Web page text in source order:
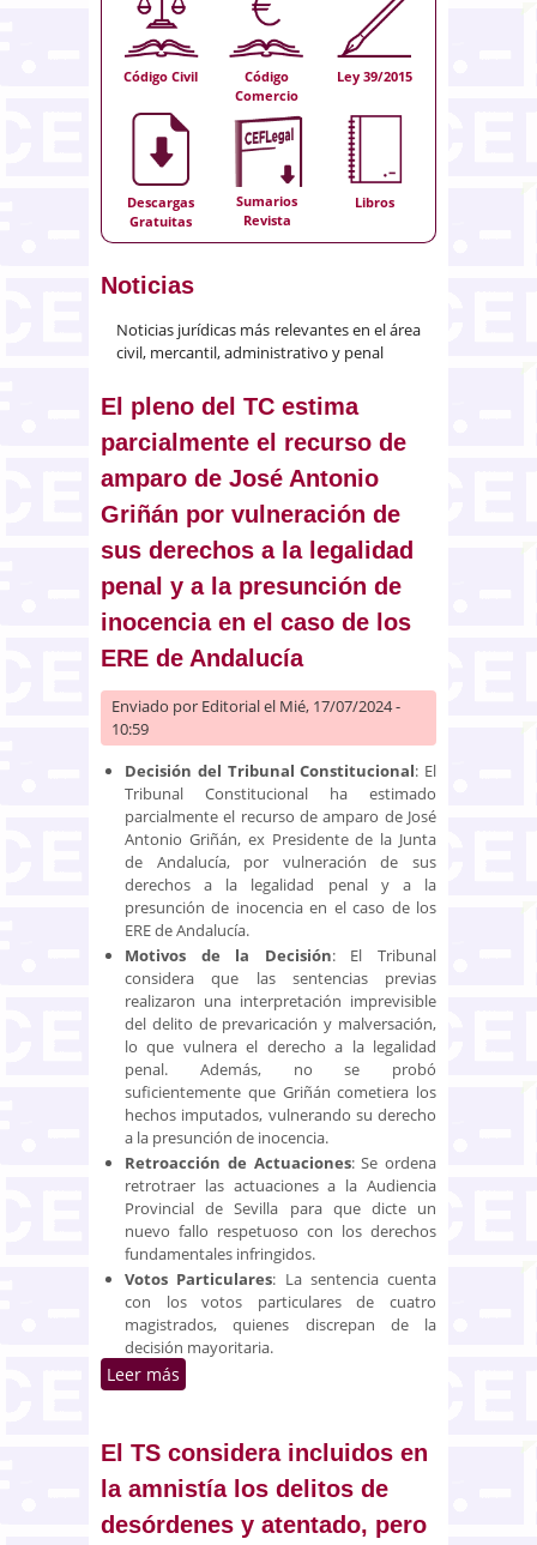
Código Civil
Código
Comercio
Ley 39/2015
Descargas
Gratuitas
Sumarios
Revista
Libros
Noticias
Noticias jurídicas más relevantes en el área
civil, mercantil, administrativo y penal
El pleno del TC estima
parcialmente el recurso de
amparo de José Antonio
Griñán por vulneración de
sus derechos a la legalidad
penal y a la presunción de
inocencia en el caso de los
ERE de Andalucía
Enviado por Editorialel Mié, 17/07/2024 -
10:59
Decisión del Tribunal Constitucional: El
Tribunal Constitucional ha estimado
parcialmente el recurso de amparo de José
Antonio Griñán, ex Presidente de la Junta
de Andalucía, por vulneración de sus
derechos a la legalidad penal y a la
presunción de inocencia en el caso de los
ERE de Andalucía.
Motivos de la Decisión: El Tribunal
considera que las sentencias previas
realizaron una interpretación imprevisible
del delito de prevaricación y malversación,
lo que vulnera el derecho a la legalidad
penal. Además, no se probó
suficientemente que Griñán cometiera los
hechos imputados, vulnerando su derecho
a la presunción de inocencia.
Retroacción de Actuaciones: Se ordena
retrotraer las actuaciones a la Audiencia
Provincial de Sevilla para que dicte un
nuevo fallo respetuoso con los derechos
fundamentales infringidos.
Votos Particulares: La sentencia cuenta
con los votos particulares de cuatro
magistrados, quienes discrepan de la
decisión mayoritaria.
Leer más
por vulneración de sus derechos
a la legalidad penal y a la
presunción de inocencia en el
caso de los ERE de Andalucía
El TS considera incluidos en
la amnistía los delitos de
desórdenes y atentado, pero